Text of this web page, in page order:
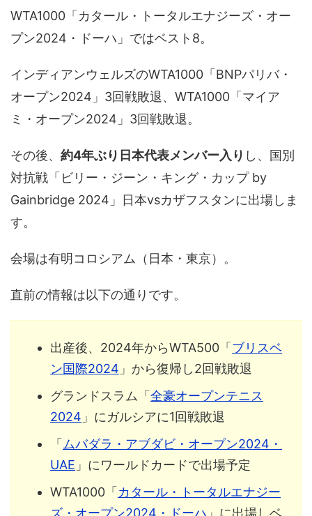
WTA1000「カタール・トータルエナジーズ・オー
プン2024・ドーハ」ではベスト8。
インディアンウェルズのWTA1000「BNPパリバ・
オープン2024」3回戦敗退、WTA1000「マイア
ミ・オープン2024」3回戦敗退。
その後、 約4年ぶり日本代表メンバー入り し、国別
対抗戦「ビリー・ジーン・キング・カップ by
Gainbridge 2024」日本vsカザフスタンに出場しま
す。
会場は有明コロシアム（日本・東京）。
直前の情報は以下の通りです。
出産後、2024年からWTA500「 ブリスベ
ン国際2024 」から復帰し2回戦敗退
グランドスラム「 全豪オープンテニス
2024 」にガルシアに1回戦敗退
「 ムバダラ・アブダビ・オープン2024・
UAE 」にワールドカードで出場予定
WTA1000「 カタール・トータルエナジー
ズ・オープン2024・ドーハ 」に出場しベ